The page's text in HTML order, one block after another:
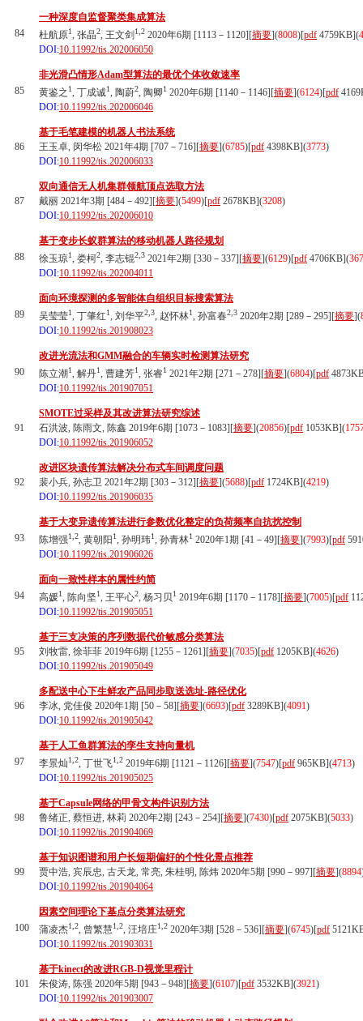
84
一种深度自监督聚类集成算法
杜航原1, 张晶2, 王文剑 1,2 2020年6期 [1113－1120][摘要](8008)[pdf 4759KB](
DOI:10.11992/tis.202006050
85
非光滑凸情形Adam型算法的最优个体收敛速率
黄鉴之 1, 丁成诚1, 陶蔚2, 陶卿1 2020年6期 [1140－1146][摘要](6124)[pdf
DOI:10.11992/tis.202006046
86
基于毛笔建模的机器人书法系统
王玉卓, 闵华松 2021年4期 [707－716][摘要](6785)[pdf 4398KB](3773)
DOI:10.11992/tis.202006033
87
双向通信无人机集群领航顶点选取方法
戴丽 2021年3期 [484－492][摘要](5499)[pdf 2678KB](3208)
DOI:10.11992/tis.202006010
88
基于变步长蚁群算法的移动机器人路径规划
徐玉琼1, 娄柯2, 李志锟2,3 2021年2期 [330－337][摘要](6129)[pdf 4706KB](
DOI:10.11992/tis.202004011
89
面向环境探测的多智能体自组织目标搜索算法
吴莹莹1, 丁肇红1, 刘华平2,3, 赵怀林1, 孙富春2,3 2020年2期 [289－295][摘要](
DOI:10.11992/tis.201908023
90
改进光流法和GMM融合的车辆实时检测算法研究
陈立潮1, 解丹1, 曹建芳1, 张睿1 2021年2期 [271－278][摘要](6804)[pdf
DOI:10.11992/tis.201907051
91
SMOTE过采样及其改进算法研究综述
石洪波, 陈雨文, 陈鑫 2019年6期 [1073－1083][摘要](20856)[pdf 1053KB](
DOI:10.11992/tis.201906052
92
改进区块遗传算法解决分布式车间调度问题
裴小兵, 孙志卫 2021年2期 [303－312][摘要](5688)[pdf 1724KB](4219)
DOI:10.11992/tis.201906035
93
基于大变异遗传算法进行参数优化整定的负荷频率自抗扰控制
陈增强1,2, 黄朝阳 1, 孙明玮1, 孙青林1 2020年1期 [41－49][摘要](7993)[pdf
DOI:10.11992/tis.201906026
94
面向一致性样本的属性约简
高媛1, 陈向坚1, 王平心2, 杨习贝1 2019年6期 [1170－1178][摘要](7005)[pdf
DOI:10.11992/tis.201905051
95
基于三支决策的序列数据代价敏感分类算法
刘牧雷, 徐菲菲 2019年6期 [1255－1261][摘要](7035)[pdf 1205KB](4626)
DOI:10.11992/tis.201905049
96
多配送中心下生鲜农产品同步取送选址-路径优化
李冰, 党佳俊 2020年1期 [50－58][摘要](6693)[pdf 3289KB](4091)
DOI:10.11992/tis.201905042
97
基于人工鱼群算法的孪生支持向量机
李景灿1,2, 丁世飞1,2 2019年6期 [1121－1126][摘要](7547)[pdf 965KB](4713)
DOI:10.11992/tis.201905025
98
基于Capsule网络的甲骨文构件识别方法
鲁绪正, 蔡恒进, 林莉 2020年2期 [243－254][摘要](7430)[pdf 2075KB](5033)
DOI:10.11992/tis.201904069
99
基于知识图谱和用户长短期偏好的个性化景点推荐
贾中浩, 宾辰忠, 古天龙, 常亮, 朱桂明, 陈炜 2020年5期 [990－997][摘要](8894
DOI:10.11992/tis.201904064
100
因素空间理论下基点分类算法研究
蒲凌杰1,2, 曾繁慧1,2, 汪培庄1,2 2020年3期 [528－536][摘要](6745)[pdf
DOI:10.11992/tis.201903031
101
基于kinect的改进RGB-D视觉里程计
朱俊涛, 陈强 2020年5期 [943－948][摘要](6107)[pdf 3532KB](3921)
DOI:10.11992/tis.201903007